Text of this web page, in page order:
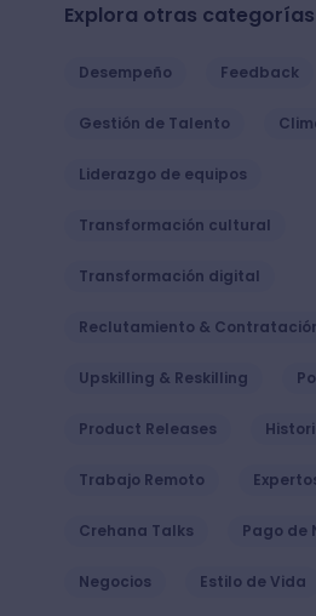
Explora otras categorías
Desempeño Feedback
Gestión de Talento
Liderazgo de equipos
Transformación cultural
Transformación digital
Reclutamiento &
Upskilling & Reskilling
Product Releases
Trabajo Remoto
Crehana Talks Pago de
Negocios Estilo de Vida